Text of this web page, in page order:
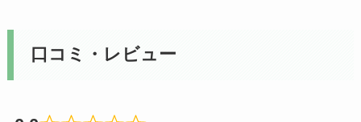
口コミ・レビュー